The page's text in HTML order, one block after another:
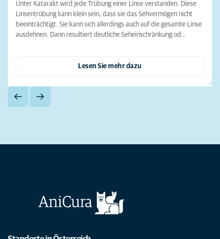
Unter Katarakt wird jede Trübung einer Linse verstanden. Diese
Linsentrübung kann klein sein, dass sie das Sehvermögen nicht
beeinträchtigt. Sie kann sich allerdings auch auf die gesamte Linse
ausdehnen. Dann resultiert deutliche Seheinschränkung od…
Lesen Sie mehr dazu